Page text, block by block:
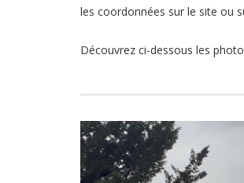
les coordonnées sur le site ou
Découvrez ci-dessous les